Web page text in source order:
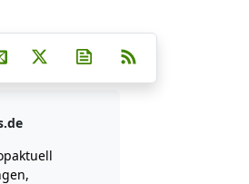
auf Facebook
Teilen auf Whatsapp
Teilen auf Telegram
auf Pinterest
Per E-Mail teilen
Post auf XNewsletter